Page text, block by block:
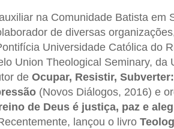
na Comunidade Batista em
de diversas
Universidade Católica do
Union Theological Seminary, da
deOcupar, Resistir,
(Novos Diálogos, 2016) e
de Deus é justiça, paz e
lançou o livro